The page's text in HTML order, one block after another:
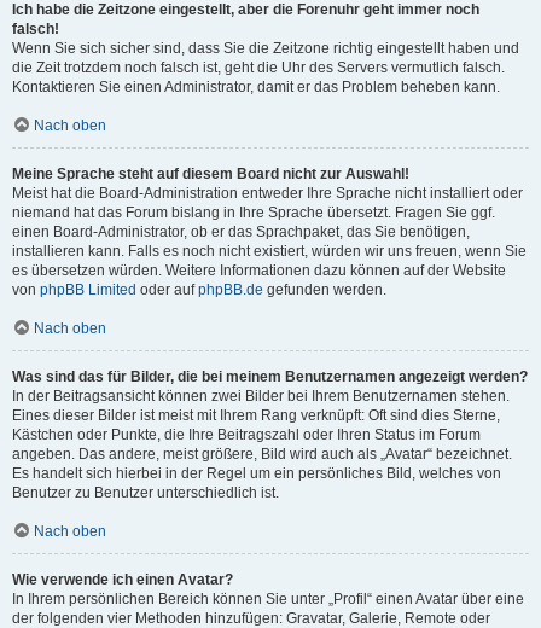
Ich habe die Zeitzone eingestellt, aber die Forenuhr geht immer noch
falsch!
Wenn Sie sich sicher sind, dass Sie die Zeitzone richtig eingestellt haben und
die Zeit trotzdem noch falsch ist, geht die Uhr des Servers vermutlich falsch.
Kontaktieren Sie einen Administrator, damit er das Problem beheben kann.
Nach oben
Meine Sprache steht auf diesem Board nicht zur Auswahl!
Meist hat die Board-Administration entweder Ihre Sprache nicht installiert oder
niemand hat das Forum bislang in Ihre Sprache übersetzt. Fragen Sie ggf.
einen Board-Administrator, ob er das Sprachpaket, das Sie benötigen,
installieren kann. Falls es noch nicht existiert, würden wir uns freuen, wenn Sie
es übersetzen würden. Weitere Informationen dazu können auf der Website
von phpBB Limited oder aufphpBB.de gefunden werden.
Nach oben
Was sind das für Bilder, die bei meinem Benutzernamen angezeigt werden?
In der Beitragsansicht können zwei Bilder bei Ihrem Benutzernamen stehen.
Eines dieser Bilder ist meist mit Ihrem Rang verknüpft: Oft sind dies Sterne,
Kästchen oder Punkte, die Ihre Beitragszahl oder Ihren Status im Forum
angeben. Das andere, meist größere, Bild wird auch als „Avatar“ bezeichnet.
Es handelt sich hierbei in der Regel um ein persönliches Bild, welches von
Benutzer zu Benutzer unterschiedlich ist.
Nach oben
Wie verwende ich einen Avatar?
In Ihrem persönlichen Bereich können Sie unter „Profil“ einen Avatar über eine
der folgenden vier Methoden hinzufügen: Gravatar, Galerie, Remote oder